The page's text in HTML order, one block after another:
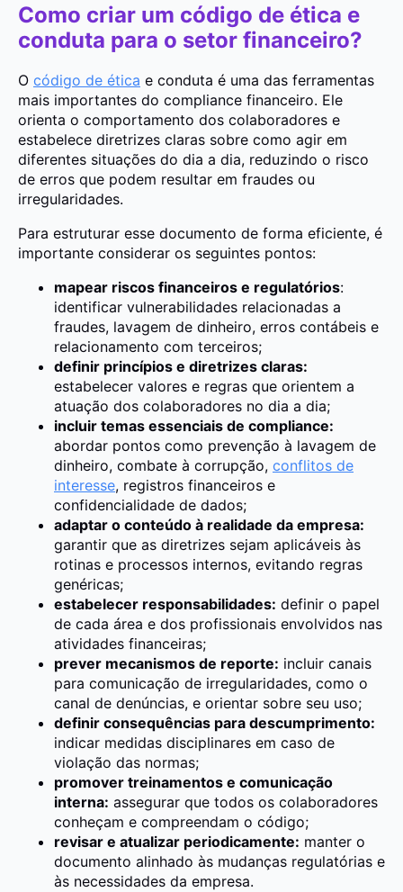
Como criar um código de ética e
conduta para o setor financeiro?
O código de ética e conduta é uma das ferramentas
mais importantes do compliance financeiro. Ele
orienta o comportamento dos colaboradores e
estabelece diretrizes claras sobre como agir em
diferentes situações do dia a dia, reduzindo o risco
de erros que podem resultar em fraudes ou
irregularidades.
Para estruturar esse documento de forma eficiente, é
importante considerar os seguintes pontos:
mapear riscos financeiros e regulatórios:
identificar vulnerabilidades relacionadas a
fraudes, lavagem de dinheiro, erros contábeis e
relacionamento com terceiros;
definir princípios e diretrizes claras:
estabelecer valores e regras que orientem a
atuação dos colaboradores no dia a dia;
incluir temas essenciais de compliance:
abordar pontos como prevenção à lavagem de
dinheiro, combate à corrupção, conflitos de
interesse, registros financeiros e
confidencialidade de dados;
adaptar o conteúdo à realidade da empresa:
garantir que as diretrizes sejam aplicáveis às
rotinas e processos internos, evitando regras
genéricas;
estabelecer responsabilidades: definir o papel
de cada área e dos profissionais envolvidos nas
atividades financeiras;
prever mecanismos de reporte: incluir canais
para comunicação de irregularidades, como o
canal de denúncias, e orientar sobre seu uso;
definir consequências para descumprimento:
indicar medidas disciplinares em caso de
violação das normas;
promover treinamentos e comunicação
interna: assegurar que todos os colaboradores
conheçam e compreendam o código;
revisar e atualizar periodicamente: manter o
documento alinhado às mudanças regulatórias e
às necessidades da empresa.